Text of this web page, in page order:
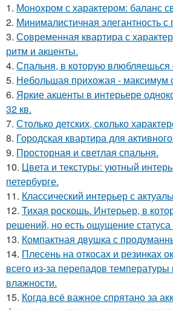
1. Монохром с характером: баланс
2. Минималистичная элегантность
3. Современная квартира с
ритм и акценты.
4. Спальня, в которую влюбляешься
5. Небольшая прихожая - максимум
6. Яркие акценты в интерьере
32 кв.
7. Столько детских, сколько
8. Городская квартира для
9. Просторная и светлая спальня.
10. Цвета и текстуры: уютный
петербурге.
11. Классический интерьер с
12. Тихая роскошь. Интерьер, в
решений, но есть ощущение
13. Компактная двушка с
14. Плесень на откосах и резинках
всего из-за перепадов
влажности.
15. Когда всё важное спрятано за